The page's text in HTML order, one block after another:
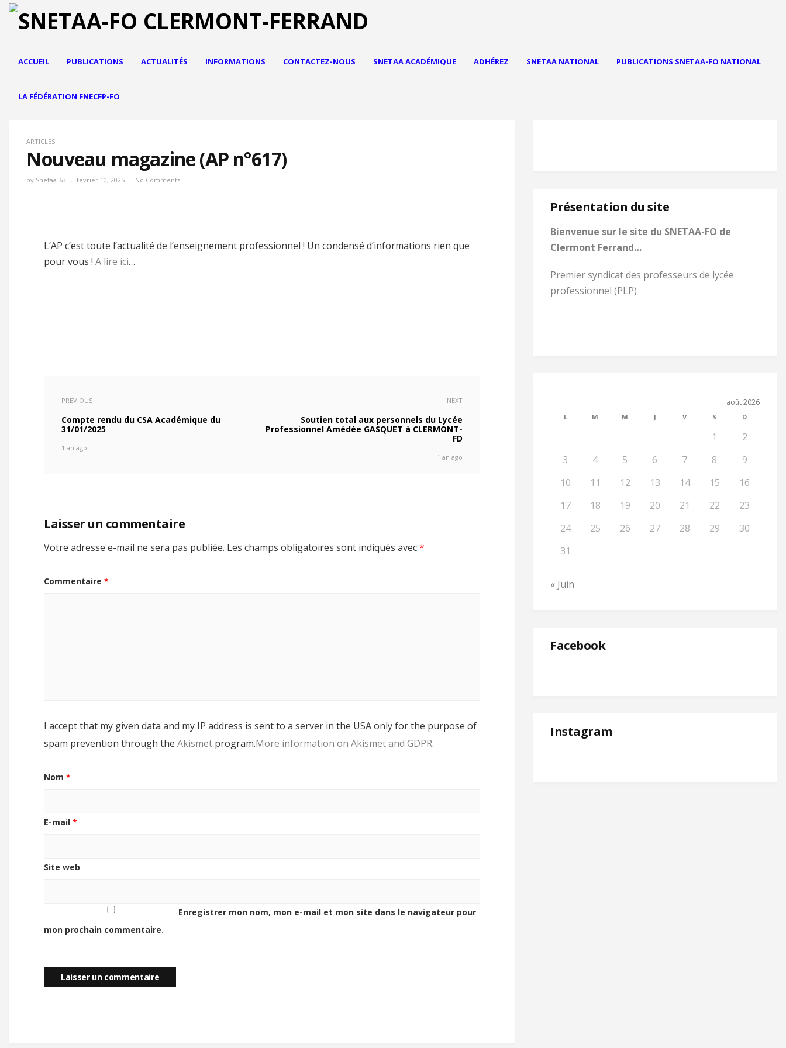
ACCUEIL PUBLICATIONS ACTUALITÉS INFORMATIONS CONTACTEZ-NOUS SNETAA ACADÉMIQUE ADHÉREZ SNETAA NATIONAL PUBLICATIONS SNETAA-FO NATIONAL
LA FÉDÉRATION FNECFP-FO
ARTICLES
Nouveau magazine (AP n°617)
by Snetaa-63 février 10, 2025 No Comments
L’AP c’est toute l’actualité de l’enseignement professionnel ! Un condensé d’informations rien que
pour vous ! A lire ici…
PREVIOUS
Compte rendu du CSA Académique du
31/01/2025
1 an ago
NEXT
Soutien total aux personnels du Lycée
Professionnel Amédée GASQUET à CLERMONT-
FD
1 an ago
Laisser un commentaire
Votre adresse e-mail ne sera pas publiée. Les champs obligatoires sont indiqués avec*
Commentaire *
I accept that my given data and my IP address is sent to a server in the USA only for the purpose of
spam prevention through the Akismet program.More information on Akismet and GDPR.
Nom *
E-mail *
Site web
Enregistrer mon nom, mon e-mail et mon site dans le navigateur pour
mon prochain commentaire.
Présentation du site
Bienvenue sur le site du SNETAA-FO de
Clermont Ferrand…
Premier syndicat des professeurs de lycée
professionnel (PLP)
août 2026
L M M J V S D
1
2
3
4 5 6 7 8
9
10
11 12 13 14 15
16
17
18 19 20 21 22
23
24
25 26 27 28 29
30
31
« Juin
Facebook
Instagram